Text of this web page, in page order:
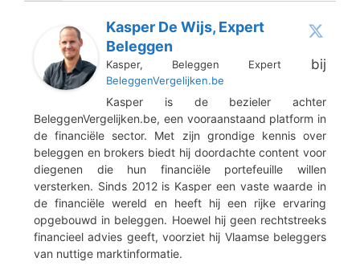
Kasper De Wijs, Expert
Beleggen
Kasper, Beleggen Expert bij
BeleggenVergelijken.be
Kasper is de bezieler achter
BeleggenVergelijken.be, een vooraanstaand platform in
de financiële sector. Met zijn grondige kennis over
beleggen en brokers biedt hij doordachte content voor
diegenen die hun financiële portefeuille willen
versterken. Sinds 2012 is Kasper een vaste waarde in
de financiële wereld en heeft hij een rijke ervaring
opgebouwd in beleggen. Hoewel hij geen rechtstreeks
financieel advies geeft, voorziet hij Vlaamse beleggers
van nuttige marktinformatie.